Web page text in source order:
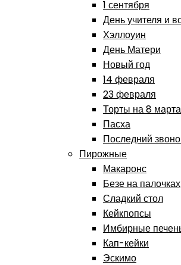
1 сентября
День учителя и
Хэллоуин
День Матери
Новый год
14 февраля
23 февраля
Торты на 8 марта
Пасха
Последний
Пирожные
Макаронс
Безе на палочках
Сладкий стол
Кейкпопсы
Имбирные
Кап-кейки
Эскимо